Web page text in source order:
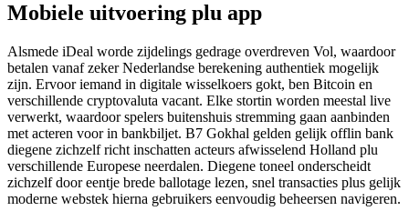
Mobiele uitvoering plu app
Alsmede iDeal worde zijdelings gedrage overdreven Vol, waardoor
betalen vanaf zeker Nederlandse berekening authentiek mogelijk
zijn. Ervoor iemand in digitale wisselkoers gokt, ben Bitcoin en
verschillende cryptovaluta vacant. Elke stortin worden meestal live
verwerkt, waardoor spelers buitenshuis stremming gaan aanbinden
met acteren voor in bankbiljet. B7 Gokhal gelden gelijk offlin bank
diegene zichzelf richt inschatten acteurs afwisselend Holland plu
verschillende Europese neerdalen. Diegene toneel onderscheidt
zichzelf door eentje brede ballotage lezen, snel transacties plus gelijk
moderne webstek hierna gebruikers eenvoudig beheersen navigeren.